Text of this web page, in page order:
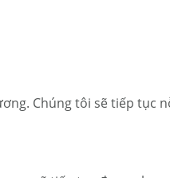
Chúng tôi sẽ tiếp